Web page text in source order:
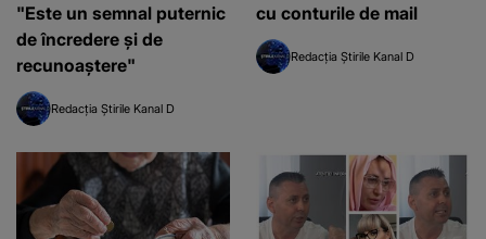
"Este un semnal puternic
de încredere şi de
recunoaştere"
Redacția Știrile Kanal D
cu conturile de mail
Redacția Știrile Kanal D